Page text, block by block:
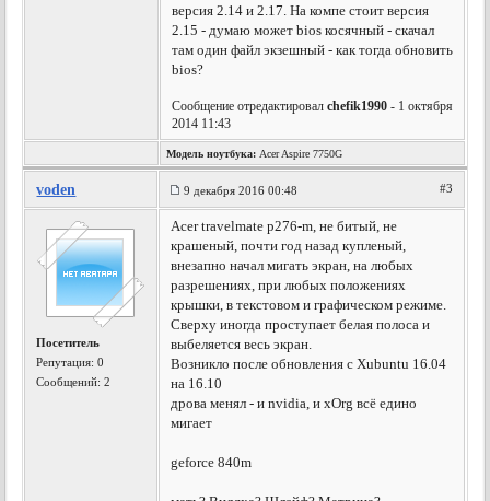
версия 2.14 и 2.17. На компе стоит версия
2.15 - думаю может bios косячный - скачал
там один файл экзешный - как тогда обновить
bios?
Сообщение отредактировалchefik1990 - 1 октября
2014 11:43
Модель ноутбука: Acer Aspire 7750G
voden 9 декабря 2016 00:48 #3
Посетитель
Репутация:0
Сообщений: 2
Acer travelmate p276-m, не битый, не
крашеный, почти год назад купленый,
внезапно начал мигать экран, на любых
разрешениях, при любых положениях
крышки, в текстовом и графическом режиме.
Сверху иногда проступает белая полоса и
выбеляется весь экран.
Возникло после обновления с Xubuntu 16.04
на 16.10
дрова менял - и nvidia, и xOrg всё едино
мигает
geforce 840m